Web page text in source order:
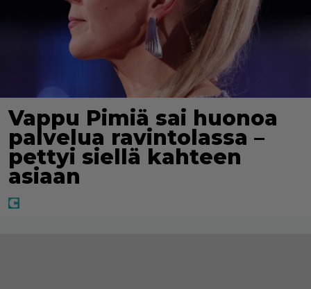
Vappu Pimiä sai huonoa
palvelua ravintolassa –
pettyi siellä kahteen
asiaan